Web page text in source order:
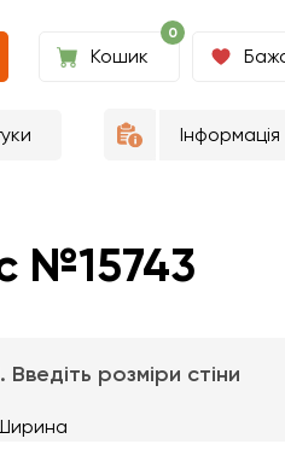
0
Кошик
Інформація
№15743
Введіть розміри стіни